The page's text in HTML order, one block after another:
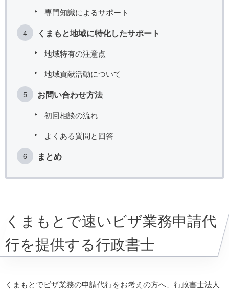
専門知識によるサポート
くまもと地域に特化したサポート
地域特有の注意点
地域貢献活動について
お問い合わせ方法
初回相談の流れ
よくある質問と回答
まとめ
くまもとで速いビザ業務申請代
行を提供する行政書士
くまもとでビザ業務の申請代行をお考えの方へ、行政書士法人